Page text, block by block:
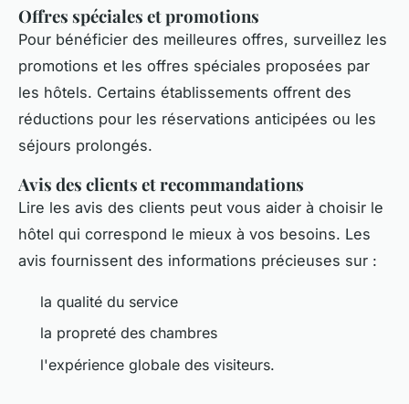
Offres spéciales et promotions
Pour bénéficier des meilleures offres, surveillez les
promotions et les offres spéciales proposées par
les hôtels. Certains établissements offrent des
réductions pour les réservations anticipées ou les
séjours prolongés.
Avis des clients et recommandations
Lire les avis des clients peut vous aider à choisir le
hôtel qui correspond le mieux à vos besoins. Les
avis fournissent des informations précieuses sur :
la qualité du service
la propreté des chambres
l'expérience globale des visiteurs.